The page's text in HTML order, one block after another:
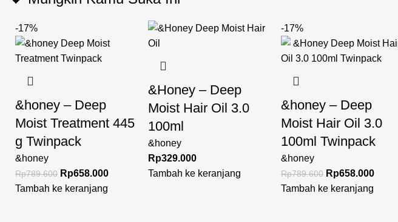
-17%
&honey – Deep
Moist Treatment 445
g Twinpack
&honey
Rp789.600 Rp658.000
Tambah ke keranjang
&Honey – Deep
Moist Hair Oil 3.0
100ml
&honey
Rp329.000
Tambah ke keranjang
-17%
&honey – Deep
Moist Hair Oil 3.0
100ml Twinpack
&honey
Rp789.600 Rp658.000
Tambah ke keranjang